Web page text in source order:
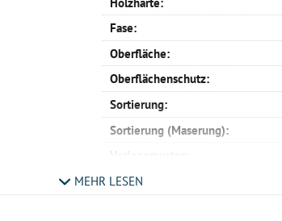
Fase:
Oberfläche:
Oberflächenschutz:
Sortierung:
Sortierung (Maserung):
Profil:
MEHR LESEN